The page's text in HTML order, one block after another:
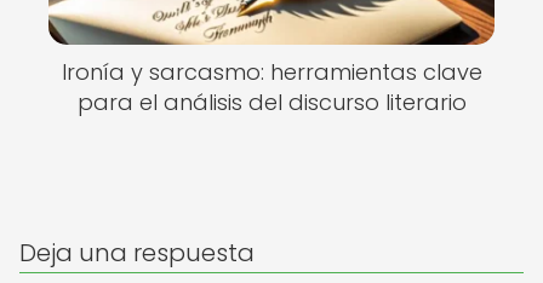
Ironía y sarcasmo: herramientas clave
para el análisis del discurso literario
Deja una respuesta